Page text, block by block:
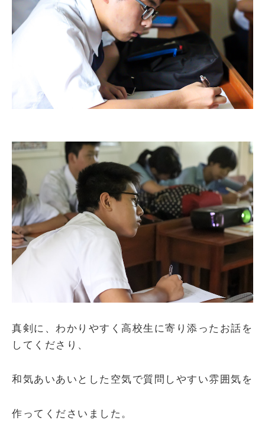
真剣に、わかりやすく高校生に寄り添ったお話を
してくださり、
和気あいあいとした空気で質問しやすい雰囲気を
作ってくださいました。